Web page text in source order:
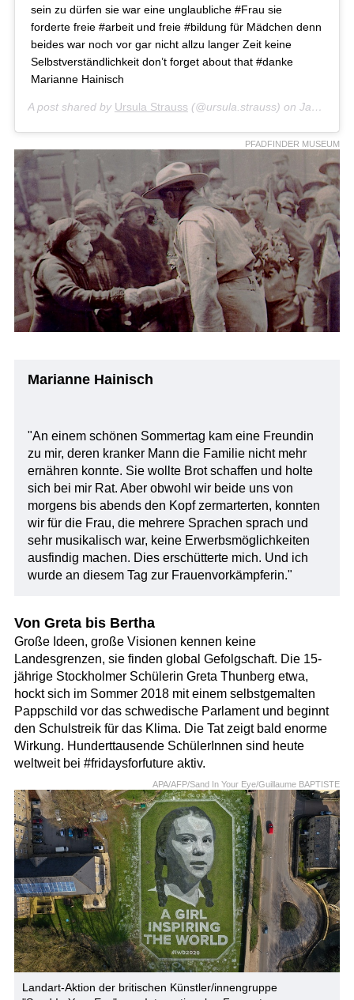
sein zu dürfen sie war eine unglaubliche #Frau sie
forderte freie #arbeit und freie #bildung für Mädchen denn
beides war noch vor gar nicht allzu langer Zeit keine
Selbstverständlichkeit don’t forget about that #danke
Marianne Hainisch
A post shared by Ursula Strauss (@ursula.strauss) on Jan 23, 2019 at 1:17am PST
PFADFINDER MUSEUM
Marianne Hainisch
"An einem schönen Sommertag kam eine Freundin
zu mir, deren kranker Mann die Familie nicht mehr
ernähren konnte. Sie wollte Brot schaffen und holte
sich bei mir Rat. Aber obwohl wir beide uns von
morgens bis abends den Kopf zermarterten, konnten
wir für die Frau, die mehrere Sprachen sprach und
sehr musikalisch war, keine Erwerbsmöglichkeiten
ausfindig machen. Dies erschütterte mich. Und ich
wurde an diesem Tag zur Frauenvorkämpferin."
Von Greta bis Bertha
Große Ideen, große Visionen kennen keine
Landesgrenzen, sie finden global Gefolgschaft. Die 15-
jährige Stockholmer Schülerin Greta Thunberg etwa,
hockt sich im Sommer 2018 mit einem selbstgemalten
Pappschild vor das schwedische Parlament und beginnt
den Schulstreik für das Klima. Die Tat zeigt bald enorme
Wirkung. Hunderttausende SchülerInnen sind heute
weltweit bei #fridaysforfuture aktiv.
Landart-Aktion der britischen Künstler/innengruppe
APA/AFP/Sand In Your Eye/Guillaume BAPTISTE